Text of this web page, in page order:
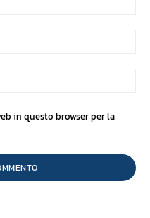
in questo browser per la